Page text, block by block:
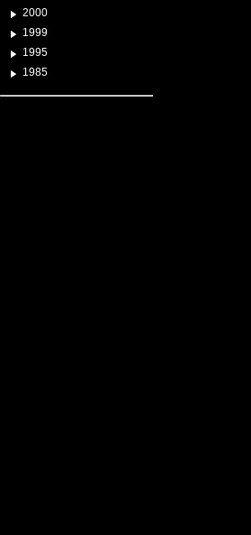
2000
1999
1995
1985